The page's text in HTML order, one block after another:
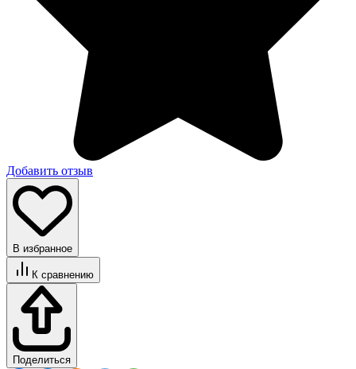
Добавить отзыв
В избранное
К сравнению
Поделиться